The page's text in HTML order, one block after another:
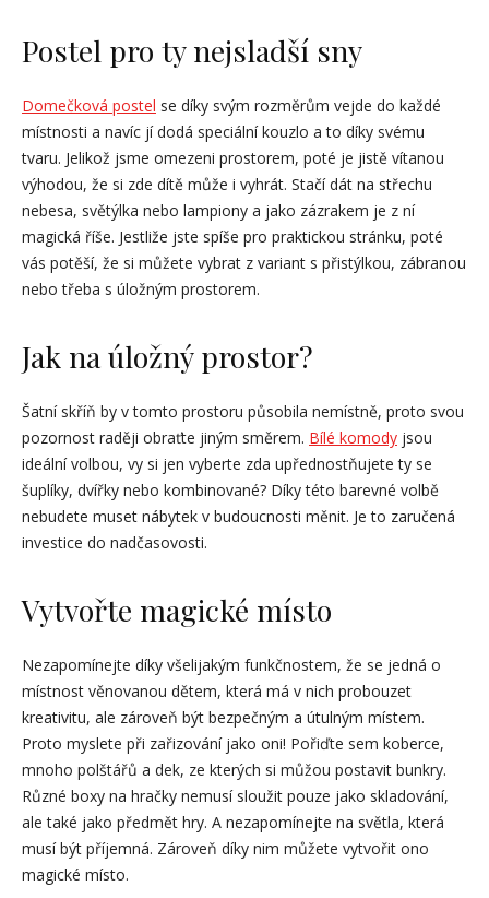
Postel pro ty nejsladší sny
Domečková postel se díky svým rozměrům vejde do každé
místnosti a navíc jí dodá speciální kouzlo a to díky svému
tvaru. Jelikož jsme omezeni prostorem, poté je jistě vítanou
výhodou, že si zde dítě může i vyhrát. Stačí dát na střechu
nebesa, světýlka nebo lampiony a jako zázrakem je z ní
magická říše. Jestliže jste spíše pro praktickou stránku, poté
vás potěší, že si můžete vybrat z variant s přistýlkou, zábranou
nebo třeba s úložným prostorem.
Jak na úložný prostor?
Šatní skříň by v tomto prostoru působila nemístně, proto svou
pozornost raději obraťte jiným směrem. Bílé komody jsou
ideální volbou, vy si jen vyberte zda upřednostňujete ty se
šuplíky, dvířky nebo kombinované? Díky této barevné volbě
nebudete muset nábytek v budoucnosti měnit. Je to zaručená
investice do nadčasovosti.
Vytvořte magické místo
Nezapomínejte díky všelijakým funkčnostem, že se jedná o
místnost věnovanou dětem, která má v nich probouzet
kreativitu, ale zároveň být bezpečným a útulným místem.
Proto myslete při zařizování jako oni! Pořiďte sem koberce,
mnoho polštářů a dek, ze kterých si můžou postavit bunkry.
Různé boxy na hračky nemusí sloužit pouze jako skladování,
ale také jako předmět hry. A nezapomínejte na světla, která
musí být příjemná. Zároveň díky nim můžete vytvořit ono
magické místo.